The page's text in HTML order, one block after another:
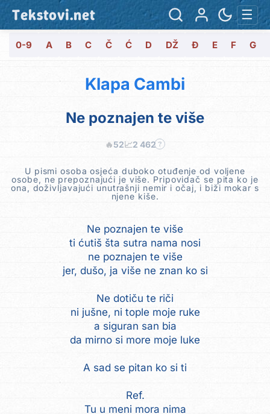
Tekstovi.net ☰
0-9 A B C Č Ć D DŽ Đ E F G
Klapa Cambi
Ne poznajen te više
🔥52📈2 462 ?
U pismi osoba osjeća duboko otuđenje od voljene
osobe, ne prepoznajući je više. Pripovidač se pita ko je
ona, doživljavajući unutrašnji nemir i očaj, i biži mokar s
njene kiše.
Ne poznajen te više
ti ćutiš šta sutra nama nosi
ne poznajen te više
jer, dušo, ja više ne znan ko si
Ne dotiču te riči
ni jušne, ni tople moje ruke
a siguran san bia
da mirno si more moje luke
A sad se pitan ko si ti
Ref.
Tu u meni mora nima